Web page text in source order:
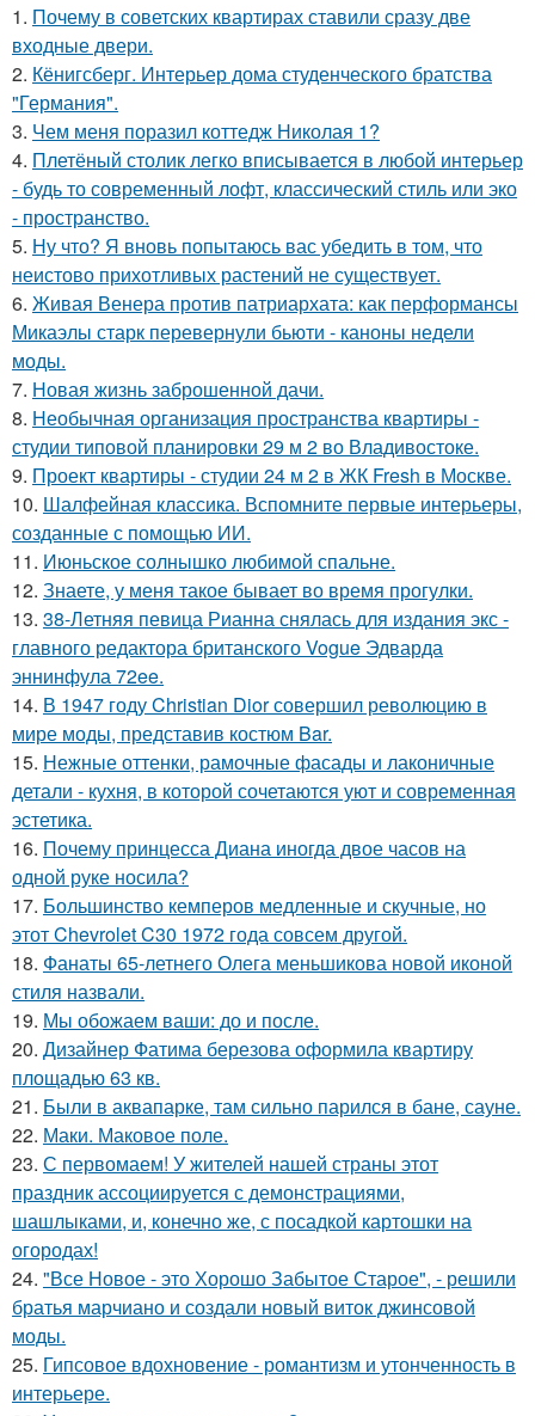
1. Почему в советских квартирах ставили сразу две
входные двери.
2. Кёнигсберг. Интерьер дома студенческого братства
"Германия".
3. Чем меня поразил коттедж Николая 1?
4. Плетёный столик легко вписывается в любой интерьер
- будь то современный лофт, классический стиль или эко
- пространство.
5. Ну что? Я вновь попытаюсь вас убедить в том, что
неистово прихотливых растений не существует.
6. Живая Венера против патриархата: как перформансы
Микаэлы старк перевернули бьюти - каноны недели
моды.
7. Новая жизнь заброшенной дачи.
8. Необычная организация пространства квартиры -
студии типовой планировки 29 м 2 во Владивостоке.
9. Проект квартиры - студии 24 м 2 в ЖК Fresh в Москве.
10. Шалфейная классика. Вспомните первые интерьеры,
созданные с помощью ИИ.
11. Июньское солнышко любимой спальне.
12. Знаете, у меня такое бывает во время прогулки.
13. 38-Летняя певица Рианна снялась для издания экс -
главного редактора британского Vogue Эдварда
эннинфула 72ee.
14. В 1947 году Christian Dior совершил революцию в
мире моды, представив костюм Bar.
15. Нежные оттенки, рамочные фасады и лаконичные
детали - кухня, в которой сочетаются уют и современная
эстетика.
16. Почему принцесса Диана иногда двое часов на
одной руке носила?
17. Большинство кемперов медленные и скучные, но
этот Chevrolet C30 1972 года совсем другой.
18. Фанаты 65-летнего Олега меньшикова новой иконой
стиля назвали.
19. Мы обожаем ваши: до и после.
20. Дизайнер Фатима березова оформила квартиру
площадью 63 кв.
21. Были в аквапарке, там сильно парился в бане, сауне.
22. Маки. Маковое поле.
23. С первомаем! У жителей нашей страны этот
праздник ассоциируется с демонстрациями,
шашлыками, и, конечно же, с посадкой картошки на
огородах!
24. "Все Новое - это Хорошо Забытое Старое", - решили
братья марчиано и создали новый виток джинсовой
моды.
25. Гипсовое вдохновение - романтизм и утонченность в
интерьере.